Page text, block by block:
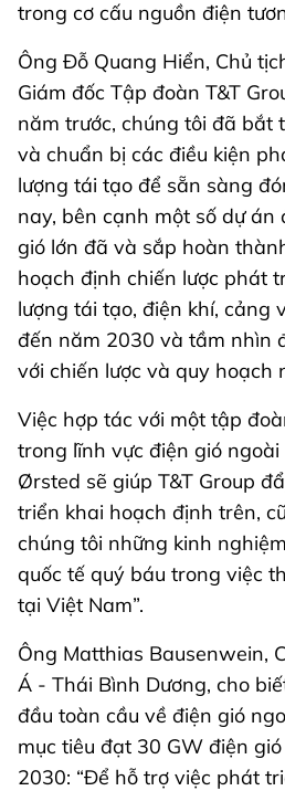
trong cơ cấu nguồn điện
Ông Đỗ Quang Hiển, Chủ
Giám đốc Tập đoàn T&T
năm trước, chúng tôi đã bắt
và chuẩn bị các điều kiện
lượng tái tạo để sẵn sàng
nay, bên cạnh một số dự án
gió lớn đã và sắp hoàn
hoạch định chiến lược phát
lượng tái tạo, điện khí, cảng
đến năm 2030 và tầm nhìn
với chiến lược và quy hoạch
Việc hợp tác với một tập
trong lĩnh vực điện gió
Ørsted sẽ giúp T&T Group
triển khai hoạch định trên,
chúng tôi những kinh
quốc tế quý báu trong việc
tại Việt Nam”.
Ông Matthias Bausenwein,
Á - Thái Bình Dương, cho
đầu toàn cầu về điện gió
mục tiêu đạt 30 GW điện
2030: “Để hỗ trợ việc phát